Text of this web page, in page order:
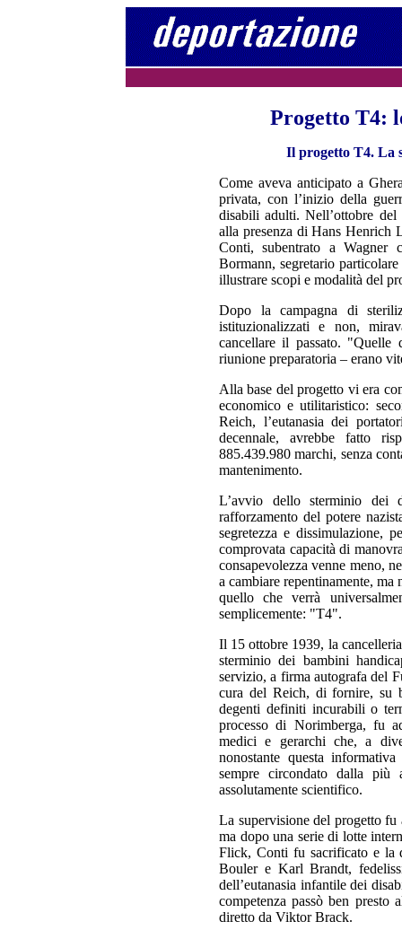
Progetto T4:
Il progetto T4. La
Come aveva anticipato a
privata, con l’inizio della
disabili adulti. Nell’ottobre
alla presenza di Hans Henrich
Conti, subentrato a Wagner
Bormann, segretario
illustrare scopi e modalità del
Dopo la campagna di
istituzionalizzati e non,
cancellare il passato.
riunione preparatoria – erano
Alla base del progetto vi era
economico e utilitaristico:
Reich, l’eutanasia dei
decennale, avrebbe fatto
885.439.980 marchi, senza
mantenimento.
L’avvio dello sterminio dei
rafforzamento del potere
segretezza e dissimulazione,
comprovata capacità di
consapevolezza venne meno,
a cambiare repentinamente,
quello che verrà
semplicemente: "T4".
Il 15 ottobre 1939, la
sterminio dei bambini
servizio, a firma autografa del
cura del Reich, di fornire, su
degenti definiti incurabili o
processo di Norimberga, fu
medici e gerarchi che, a
nonostante questa
sempre circondato dalla più
assolutamente scientifico.
La supervisione del progetto
ma dopo una serie di lotte
Flick, Conti fu sacrificato e la
Bouler e Karl Brandt,
dell’eutanasia infantile dei
competenza passò ben
diretto da Viktor Brack.